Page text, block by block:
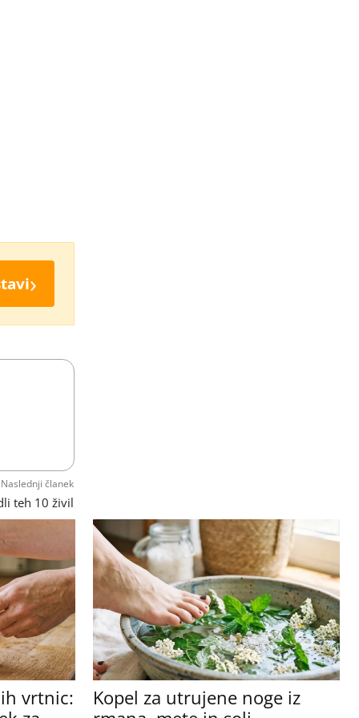
›
Naslednji članek
teh 10 živil
vrtnic:
Kopel za utrujene noge iz